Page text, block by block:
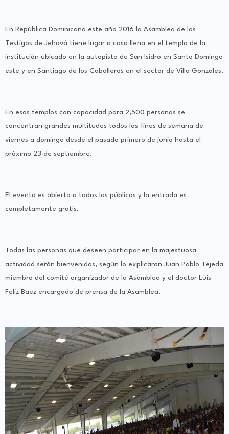
En República Dominicana este año 2016 la Asamblea de los
Testigos de Jehová tiene lugar a casa llena en el templo de la
institución ubicado en la autopista de San Isidro en Santo Domingo
este y en Santiago de los Caballeros en el sector de Villa Gonzales.
En esos templos con capacidad para 2,500 personas se
concentran grandes multitudes todos los fines de semana de
viernes a domingo desde el pasado primero de junio hasta el
próximo 23 de septiembre.
El evento es abierto a todos los públicos y la entrada es
completamente gratis.
Todas las personas que deseen participar en la majestuosa
actividad serán bienvenidas, según lo explicaron Juan Pablo Tejeda
miembro del comité organizador de la Asamblea y el doctor Luis
Feliz Baez encargado de prensa de la Asamblea.